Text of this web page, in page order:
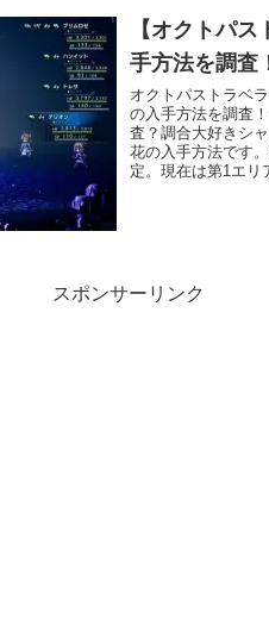
【オクトパ
手方法を調査
オクトパストラベ
の入手方法を調査
査？調合大好きシ
花の入手方法です
定。現在は第1エリ
スポンサーリンク